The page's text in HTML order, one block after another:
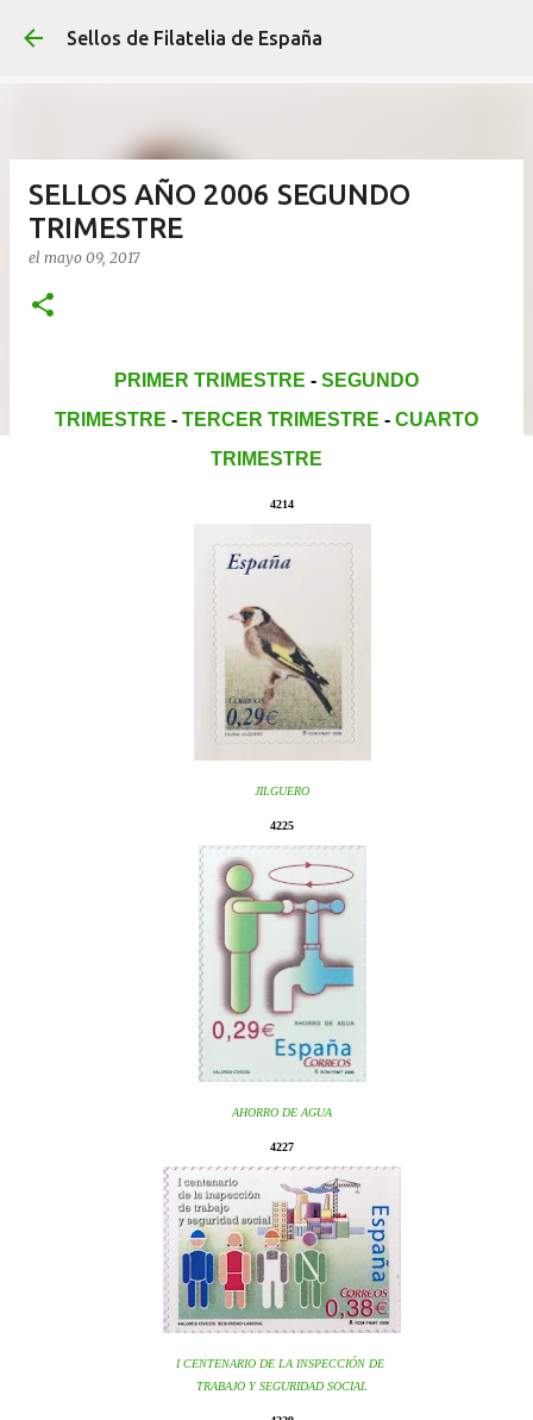
Sellos de Filatelia de España
SELLOS AÑO 2006 SEGUNDO
TRIMESTRE
el mayo 09, 2017
PRIMER TRIMESTRE - SEGUNDO
TRIMESTRE - TERCER TRIMESTRE - CUARTO
TRIMESTRE
4214
JILGUERO
4225
AHORRO DE AGUA
4227
I CENTENARIO DE LA INSPECCIÓN DE
TRABAJO Y SEGURIDAD SOCIAL